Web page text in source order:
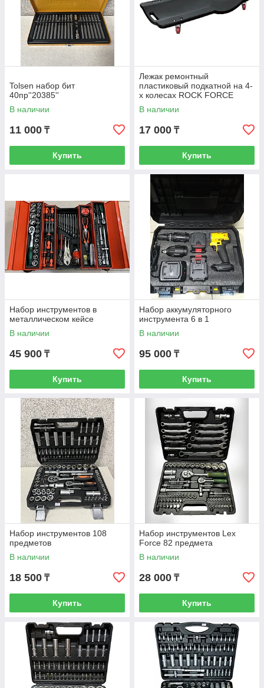
Tolsen набор бит
40пр''20385''
В наличии
11 000 ₸
Купить
Лежак ремонтный
пластиковый подкатной на 4-
х колесах ROCK FORCE
В наличии
17 000 ₸
Купить
Набор инструментов в
металлическом кейсе
В наличии
45 900 ₸
Купить
Набор аккумуляторного
инструмента 6 в 1
В наличии
95 000 ₸
Купить
Набор инструментов 108
предметов
В наличии
18 500 ₸
Купить
Набор инструментов Lex
Force 82 предмета
В наличии
28 000 ₸
Купить